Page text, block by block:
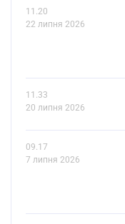
11.20
22 липня 2026
11.33
20 липня 2026
09.17
7 липня 2026